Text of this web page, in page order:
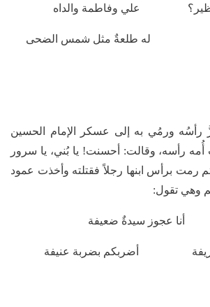
نظير؟ علي وفاطمة والداه
منير له طلعةٌ مثل شمس الضحى
رأسُه ورمُي به إلى عسكر الإمام الحسين
رأسه، وقالت: أحسنت! يا بُني، يا سرور
رمت برأس ابنها رجلاً فقتلته وأخذت عمود
وهي تقول:
أنا عجوز سيدةٌ ضعيفة
أضربكم بضربة عنيفة